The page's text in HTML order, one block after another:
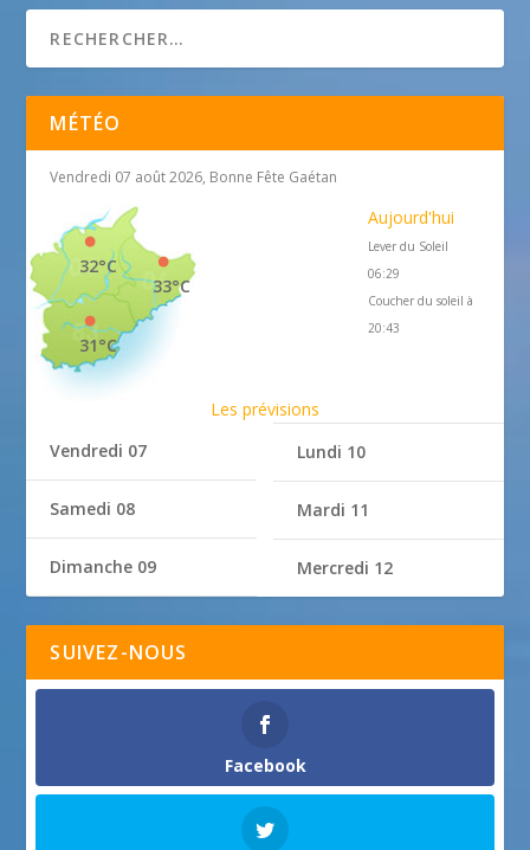
MÉTÉO
Vendredi 07 août 2026, Bonne Fête Gaétan
33°C
32°C
31°C
Aujourd'hui
Lever du Soleil
06:29
Coucher du soleil à
20:43
Les prévisions
Vendredi 07
Samedi 08
Dimanche 09
Lundi 10
Mardi 11
Mercredi 12
SUIVEZ-NOUS
Facebook